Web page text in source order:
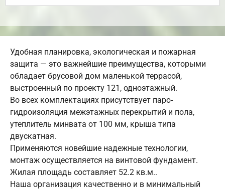
Удобная планировка, экологическая и пожарная
защита — это важнейшие преимущества, которыми
обладает брусовой дом маленькой террасой,
выстроенный по проекту 121, одноэтажный.
Во всех комплектациях присутствует паро-
гидроизоляция межэтажных перекрытий и пола,
утеплитель минвата от 100 мм, крыша типа
двускатная.
Применяются новейшие надежные технологии,
монтаж осуществляется на винтовой фундамент.
Жилая площадь составляет 52.2 кв.м..
Наша организация качественно и в минимальный